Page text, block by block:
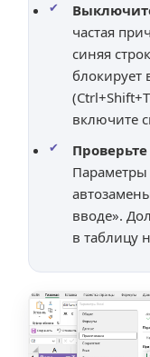
частая
синяя
блокирует
включите
вводе».
в таблицу